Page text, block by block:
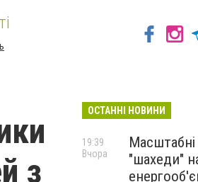
з
ОСТАННІ НОВИНИ
"шахеди"
19:39
Вчора